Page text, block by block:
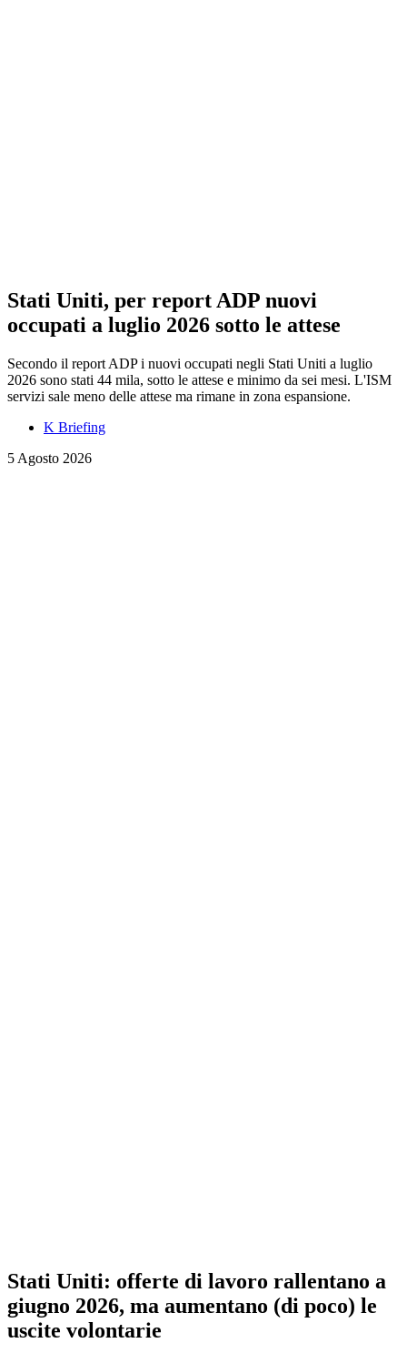
Stati Uniti, per report ADP nuovi
occupati a luglio 2026 sotto le attese
Secondo il report ADP i nuovi occupati negli Stati Uniti a luglio
2026 sono stati 44 mila, sotto le attese e minimo da sei mesi. L'ISM
servizi sale meno delle attese ma rimane in zona espansione.
K Briefing
5 Agosto 2026
Stati Uniti: offerte di lavoro rallentano a
giugno 2026, ma aumentano (di poco) le
uscite volontarie